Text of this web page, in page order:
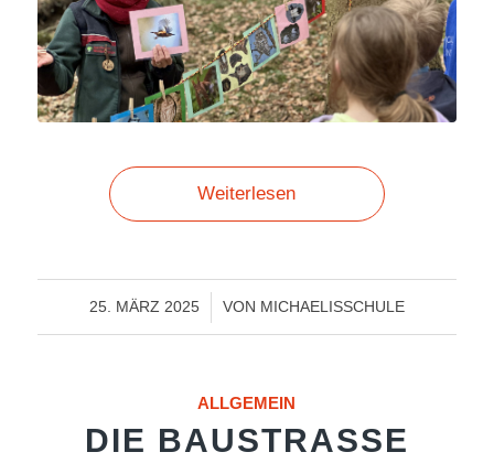
Weiterlesen
25. MÄRZ 2025
/ VON MICHAELISSCHULE
ALLGEMEIN
DIE BAUSTRASSE K